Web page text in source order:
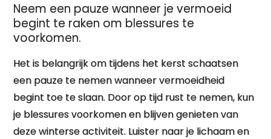
Neem een pauze wanneer je vermoeid
begint te raken om blessures te
voorkomen.
Het is belangrijk om tijdens het kerst schaatsen
een pauze te nemen wanneer vermoeidheid
begint toe te slaan. Door op tijd rust te nemen, kun
je blessures voorkomen en blijven genieten van
deze winterse activiteit. Luister naar je lichaam en